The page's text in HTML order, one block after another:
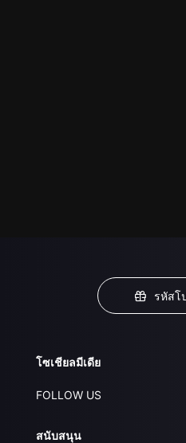
รหัสโ
โซเชียลมีเดีย
FOLLOW US
สนับสนุน